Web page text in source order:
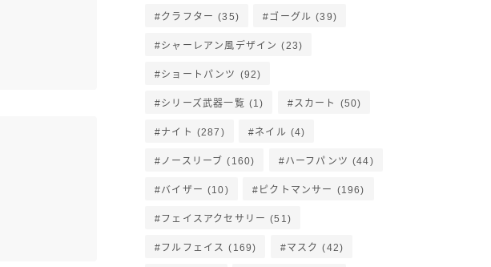
クラフター (35) ゴーグル (39)
シャーレアン風デザイン (23)
ショートパンツ (92)
シリーズ武器一覧 (1) スカート (50)
ナイト (287) ネイル (4)
ノースリーブ (160) ハーフパンツ (44)
バイザー (10) ピクトマンサー (196)
フェイスアクセサリー (51)
フルフェイス (169) マスク (42)